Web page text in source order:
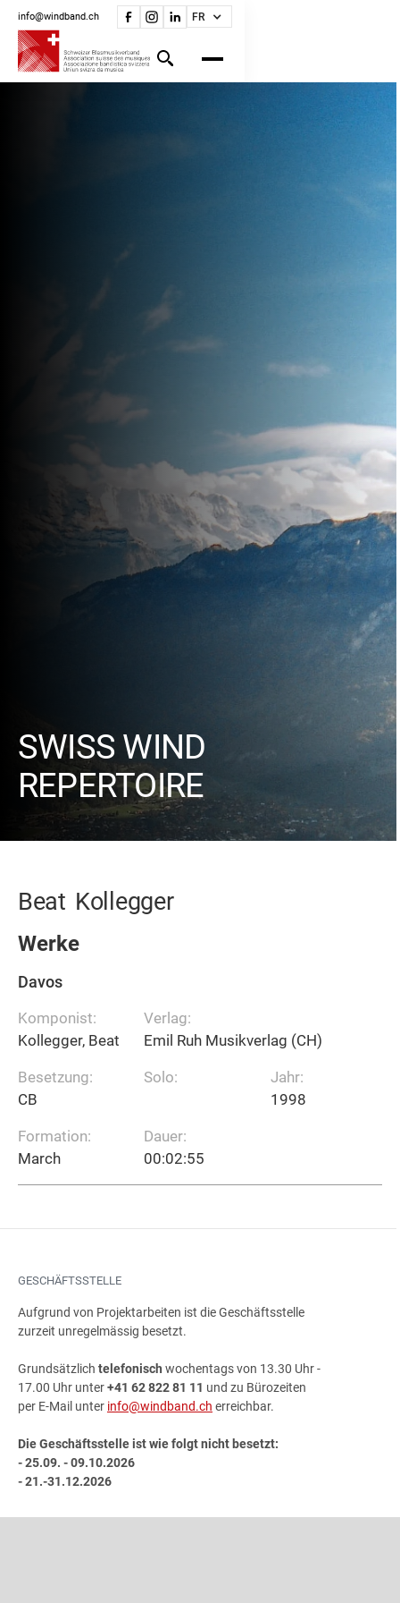
info@windband.ch FR
SWISS WIND
REPERTOIRE
Beat Kollegger
Werke
Davos
Komponist:
Kollegger, Beat
Besetzung:
CB
Formation:
March
Verlag:
Emil Ruh Musikverlag (CH)
Solo:
Dauer:
00:02:55
Jahr:
1998
GESCHÄFTSSTELLE
Aufgrund von Projektarbeiten ist die Geschäftsstelle
zurzeit unregelmässig besetzt.
Grundsätzlich telefonisch wochentags von 13.30 Uhr -
17.00 Uhr unter+41 62 822 81 11 und zu Bürozeiten
per E-Mail unter info@windband.ch erreichbar.
Die Geschäftsstelle ist wie folgt nicht besetzt:
- 25.09. - 09.10.2026
- 21.-31.12.2026